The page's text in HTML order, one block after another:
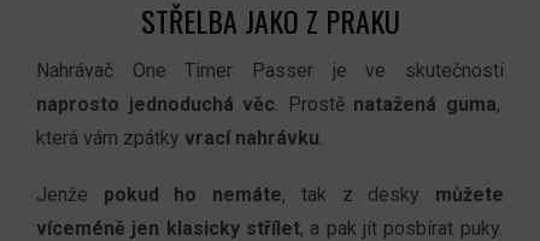
STŘELBA JAKO Z PRAKU
Nahrávač One Timer Passer je ve skutečnosti
naprosto jednoduchá věc . Prostě natažená guma,
která vám zpátky vrací nahrávku
Jenže pokud ho nemáte, tak z desky můžete
víceméně jen klasicky střílet, a pak jít posbírat puky.